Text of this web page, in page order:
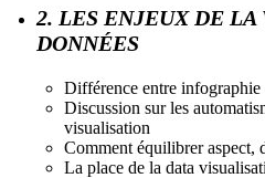
2. LES ENJEUX DE
DONNÉES
Différence entre infographie
Discussion sur les
visualisation
Comment équilibrer aspect,
La place de la data